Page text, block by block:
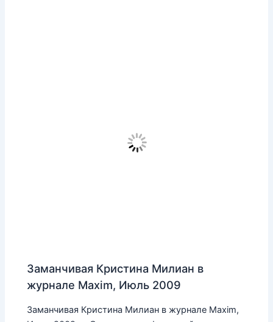
Заманчивая Кристина Милиан в
журнале Maxim, Июль 2009
Заманчивая Кристина Милиан в журнале Maxim,